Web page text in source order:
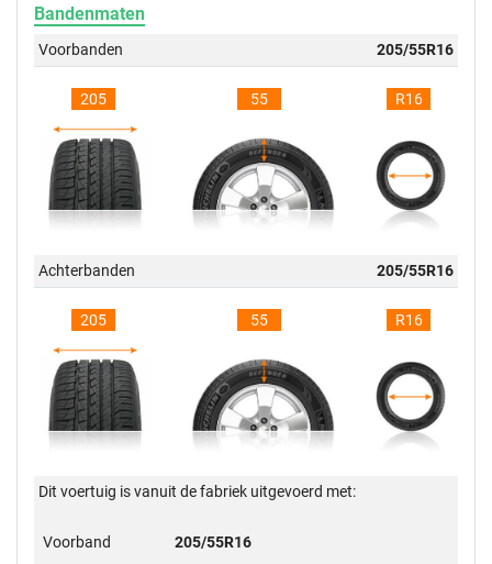
Bandenmaten
Voorbanden 205/55R16
205 55 R16
Achterbanden 205/55R16
205 55 R16
Dit voertuig is vanuit de fabriek uitgevoerd met:
Voorband
205/55R16